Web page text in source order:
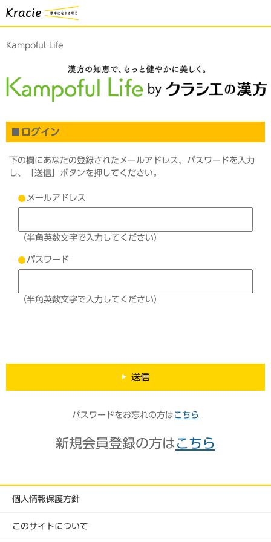
Kampoful Life
ログイン
下の欄にあなたの登録されたメールアドレス、パスワードを入力
し、「送信」ボタンを押してください。
メールアドレス
（半角英数文字で入力してください）
パスワード
（半角英数文字で入力してください）
送信
パスワードをお忘れの方は こちら
新規会員登録の方は こちら
個人情報保護方針
このサイトについて